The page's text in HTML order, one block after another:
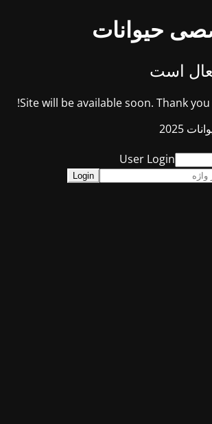
حیوانات
است
Site will be available soon. Thank
2025
User Login